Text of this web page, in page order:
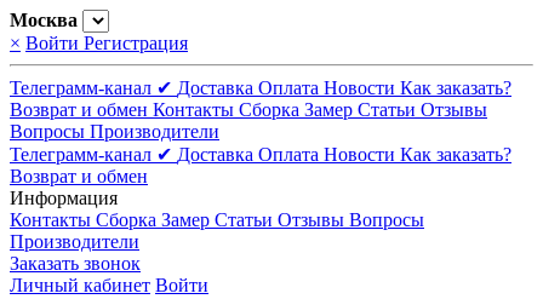
Москва
× Войти Регистрация
Телеграмм-канал ✔ Доставка Оплата Новости Как заказать?
Возврат и обмен Контакты Сборка Замер Статьи Отзывы
Вопросы Производители
Телеграмм-канал ✔ Доставка Оплата Новости Как заказать?
Возврат и обмен
Информация
Контакты Сборка Замер Статьи Отзывы Вопросы
Производители
Заказать звонок
Личный кабинет Войти